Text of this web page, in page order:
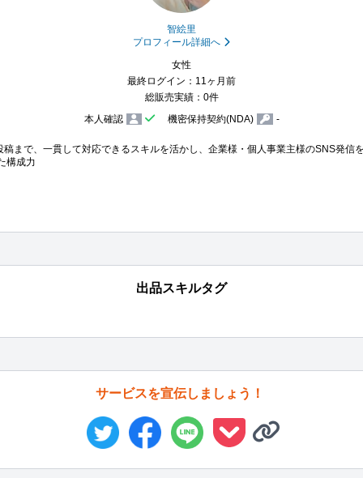
智絵里
プロフィール詳細へ
女性
最終ログイン：11ヶ月前
総販売実績：0件
本人確認
機密保持契約(NDA) -
まで、一貫して対応できるスキルを活かし、企業様・個人事業主様のSNS発信
構成力
出品スキルタグ
サービスを宣伝しましょう！